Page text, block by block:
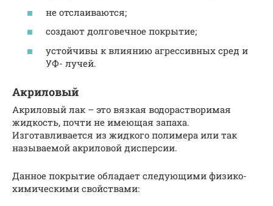
не отслаиваются;
создают долговечное покрытие;
устойчивы к влиянию агрессивных сред и
УФ- лучей.
Акриловый
Акриловый лак – это вязкая водорастворимая
жидкость, почти не имеющая запаха.
Изготавливается из жидкого полимера или так
называемой акриловой дисперсии.
Данное покрытие обладает следующими физико-
химическими свойствами: